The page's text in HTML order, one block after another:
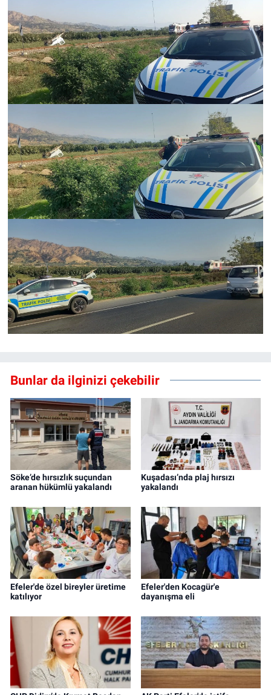
Bunlar da ilginizi çekebilir
Söke’de hırsızlık suçundan
aranan hükümlü yakalandı
Kuşadası’nda plaj hırsızı
yakalandı
Efeler'de özel bireyler üretime
katılıyor
Efeler'den Kocagür'e
dayanışma eli